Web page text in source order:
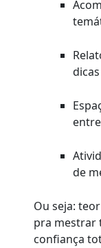
de
Ou seja:
pra mestrar
confiança